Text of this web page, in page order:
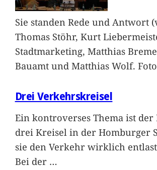
Sie standen Rede und Antwort
Thomas Stöhr, Kurt
Stadtmarketing, Matthias
Bauamt und Matthias Wolf.
Drei Verkehrskreisel
Ein kontroverses Thema ist der
drei Kreisel in der Homburger
sie den Verkehr wirklich
Bei der …